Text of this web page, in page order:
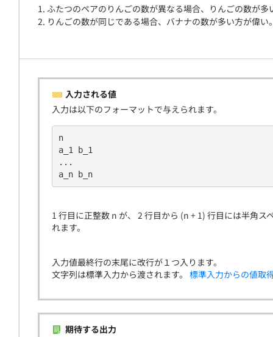
1. ふたつのペアのりんごの数が異なる場合、りんごの数が
2. りんごの数が同じである場合、バナナの数が多い方が偉い
入力される値
入力は以下のフォーマットで与えられます。
n
a_1 b_1
...
a_n b_n
1 行目に正整数 n が、 2 行目から (n + 1) 行目には半角
れます。
入力値最終行の末尾に改行が１つ入ります。
文字列は標準入力から渡されます。 標準入力からの値取
期待する出力